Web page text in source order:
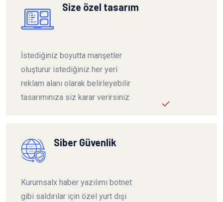
Size özel tasarım
İstediğiniz boyutta manşetler
oluşturur istediğiniz her yeri
reklam alanı olarak belirleyebilir
tasarımınıza siz karar verirsiniz.
Siber Güvenlik
Kurumsalx haber yazılımı botnet
gibi saldırılar için özel yurt dışı